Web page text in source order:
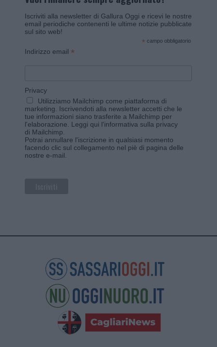
Iscriviti alla newsletter di Gallura Oggi e ricevi le nostre
email periodiche contenenti le ultime notizie pubblicate
sul sito web!
* campo obbligatorio
Indirizzo email *
Privacy
Utilizziamo Mailchimp come piattaforma di
marketing. Iscrivendoti alla newsletter accetti che le
tue informazioni siano trasferite a Mailchimp per
l'elaborazione. Leggi qui l'informativa sulla privacy
di Mailchimp
Potrai annullare l'iscrizione in qualsiasi momento
facendo clic sul collegamento nel piè di pagina delle
nostre e-mail.